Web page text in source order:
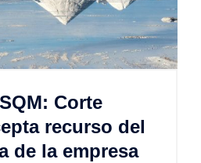
Corte
recurso del
de la empresa